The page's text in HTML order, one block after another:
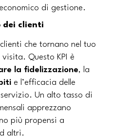
di gestione.
dei clienti
che tornano nel tuo
Questo KPI è
la fidelizzazione, la
e l’efficacia delle
Un alto tasso di
apprezzano
più propensi a
altri.